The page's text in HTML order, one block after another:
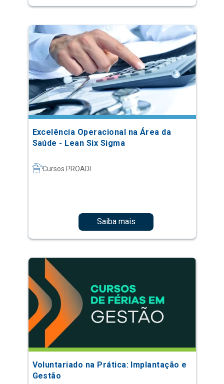
Excelência Operacional na Área da
Saúde - Lean Six Sigma
Cursos PROADI
Saiba mais
Voluntariado na Prática: Implantação e
Gestão